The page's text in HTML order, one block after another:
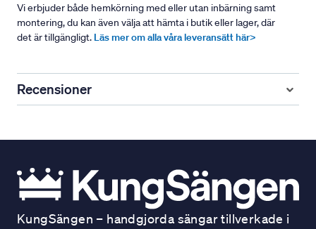
Vi erbjuder både hemkörning med eller utan inbärning samt
montering, du kan även välja att hämta i butik eller lager, där
det är tillgängligt. Läs mer om alla våra leveransätt här>
Recensioner
KungSängen – handgjorda sängar tillverkade i